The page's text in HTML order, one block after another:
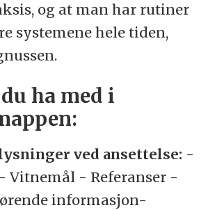
og at man har rutiner
systemene hele tiden,
ha med i
ved ansettelse: -
Vitnemål - Referanser -
informasjon-